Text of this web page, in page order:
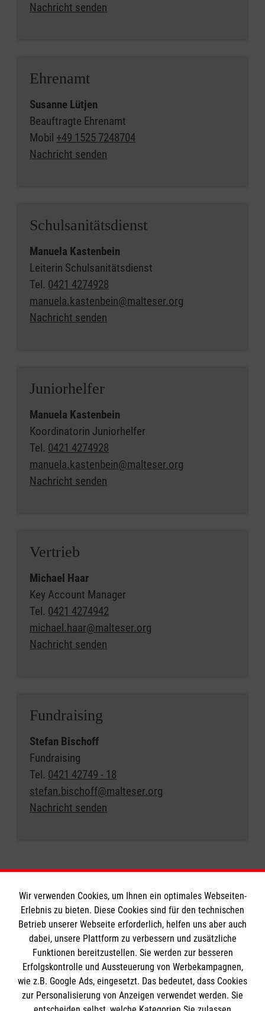
Nachricht senden
Ehrenamt
Susanne Lütjen
Beauftragte Ehrenamt
Mobil +49 1525 7248704
Nachricht senden
Schulsanitätsdienst
Manuela Kastenbein
Leiterin Schulsanitätsdienst
Tel. 0421 4274928
manuela.kastenbein@malteser.org
Nachricht senden
Juniorhelfer
Manuela Kastenbein
Koordinatorin Juniorhelfer
Tel. 0421 4274928
manuela.kastenbein@malteser.org
Nachricht senden
Vertrieb
Michael Haar
Key Account Manager
Tel. 0421 4274942
michael.haar@malteser.org
Nachricht senden
Fundraising
Stefan Bischoff
Fundraising
Tel. 0421 42749 - 18
stefan.bischoff@malteser.org
Nachricht senden
Informationen
Impressum
Datenschutz
Kontakt
Die Malteser
Wir verwenden Cookies, um Ihnen ein optimales Webseiten-
Erlebnis zu bieten. Diese Cookies sind für den technischen
Betrieb unserer Webseite erforderlich, helfen uns aber auch
dabei, unsere Plattform zu verbessern und zusätzliche
Funktionen bereitzustellen. Sie werden zur besseren
Erfolgskontrolle und Aussteuerung von Werbekampagnen,
wie z.B. Google Ads, eingesetzt. Das bedeutet, dass Cookies
zur Personalisierung von Anzeigen verwendet werden. Sie